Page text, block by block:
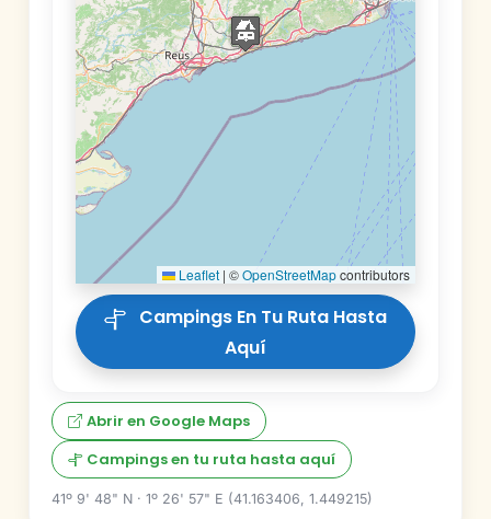
Leaflet | ©OpenStreetMapcontributors
Aquí
Abrir en Google Maps
Campings en tu ruta hasta aquí
41º 9' 48" N · 1º 26' 57" E (41.163406, 1.449215)